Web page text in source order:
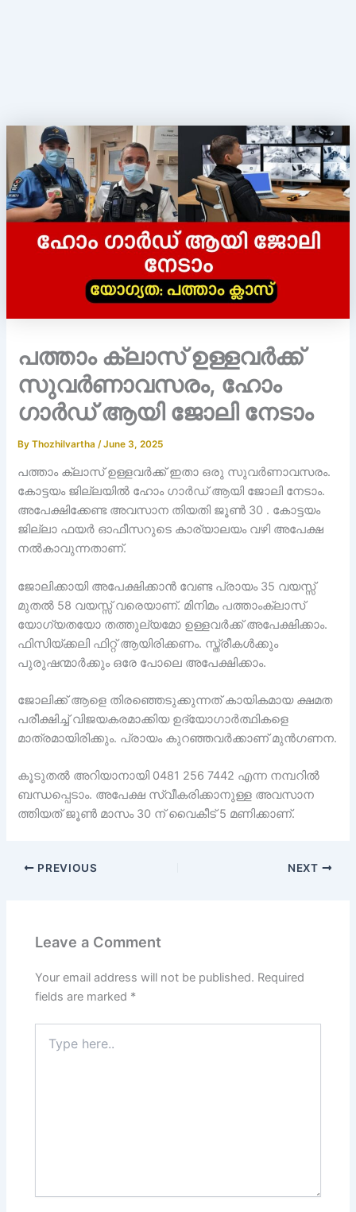
പത്താം ക്ലാസ് ഉള്ളവർക്ക്
സുവർണാവസരം, ഹോം
ഗാർഡ് ആയി ജോലി നേടാം
ByThozhilvartha /June 3, 2025
പത്താം ക്ലാസ് ഉള്ളവർക്ക് ഇതാ ഒരു സുവർണാവസരം.
കോട്ടയം ജില്ലയിൽ ഹോം ഗാർഡ് ആയി ജോലി നേടാം.
അപേക്ഷിക്കേണ്ട അവസാന തിയതി ജൂൺ 30 . കോട്ടയം
ജില്ലാ ഫയർ ഓഫീസറുടെ കാര്യാലയം വഴി അപേക്ഷ
നൽകാവുന്നതാണ്.
ജോലിക്കായി അപേക്ഷിക്കാൻ വേണ്ട പ്രായം 35 വയസ്സ്
മുതൽ 58 വയസ്സ് വരെയാണ്. മിനിമം പത്താംക്ലാസ്
യോഗ്യതയോ തത്തുല്യമോ ഉള്ളവർക്ക് അപേക്ഷിക്കാം.
ഫിസിയ്ക്കലി ഫിറ്റ് ആയിരിക്കണം. സ്ത്രീകൾക്കും
പുരുഷന്മാർക്കും ഒരേ പോലെ അപേക്ഷിക്കാം.
ജോലിക്ക് ആളെ തിരഞ്ഞെടുക്കുന്നത് കായികമായ ക്ഷമത
പരീക്ഷിച്ച് വിജയകരമാക്കിയ ഉദ്യോഗാർത്ഥികളെ
മാത്രമായിരിക്കും. പ്രായം കുറഞ്ഞവർക്കാണ് മുൻഗണന.
കൂടുതൽ അറിയാനായി 0481 256 7442 എന്ന നമ്പറിൽ
ബന്ധപ്പെടാം. അപേക്ഷ സ്വീകരിക്കാനുള്ള അവസാന
ത്തിയത് ജൂൺ മാസം 30 ന് വൈകീട് 5 മണിക്കാണ്.
PREVIOUS NEXT
Leave a Comment
Your email address will not be published. Required
fields are marked *
here..